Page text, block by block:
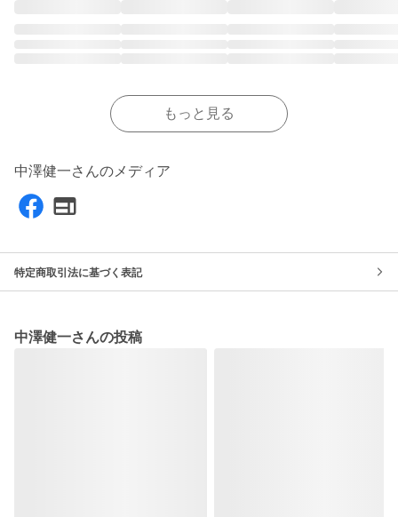
もっと見る
中澤健一さんのメディア
特定商取引法に基づく表記
中澤健一さんの投稿